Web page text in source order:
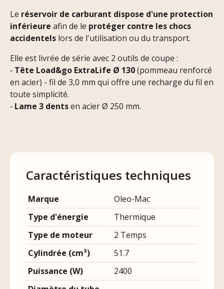
Le réservoir de carburant dispose d'une protection
inférieure afin de le protéger contre les chocs
accidentels lors de l'utilisation ou du transport.
Elle est livrée de série avec 2 outils de coupe :
‐ Tête Load&go ExtraLife Ø 130(pommeau renforcé
en acier) - fil de 3,0 mm qui offre une recharge du fil en
toute simplicité.
‐ Lame 3 dentsen acier Ø 250 mm.
Caractéristiques techniques
Marque
Oleo-Mac
Type d'énergie
Thermique
Type de moteur
2 Temps
Cylindrée (cm³)
51.7
Puissance (W)
2400